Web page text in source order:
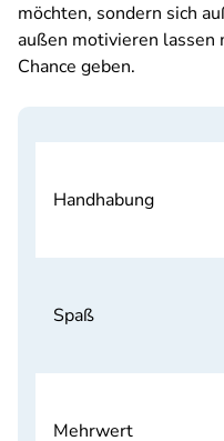
möchten, sondern sich
außen motivieren lassen
Chance geben.
Handhabung
Spaß
Mehrwert